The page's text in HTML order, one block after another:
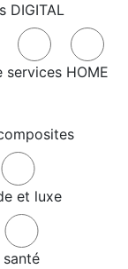
DIGITAL
services HOME
et luxe
santé